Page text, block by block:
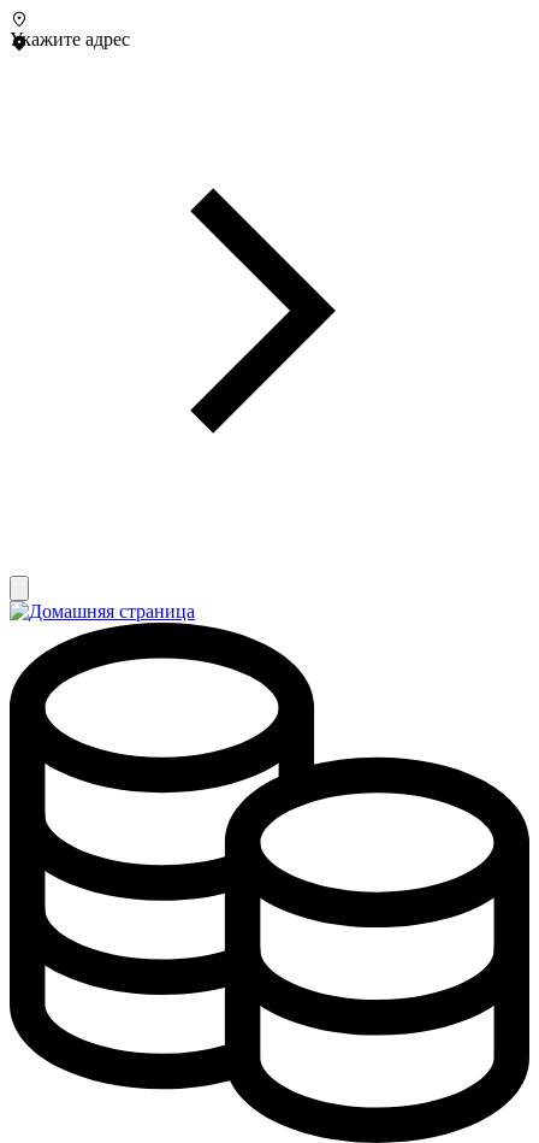
Укажите адрес